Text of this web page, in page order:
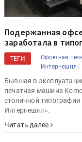
Подержанная
заработала в
ТЕГИ Офсетная
Интернешнл |
Бывшая в
печатная машина
столичной
Интернешнл».
Читать далее